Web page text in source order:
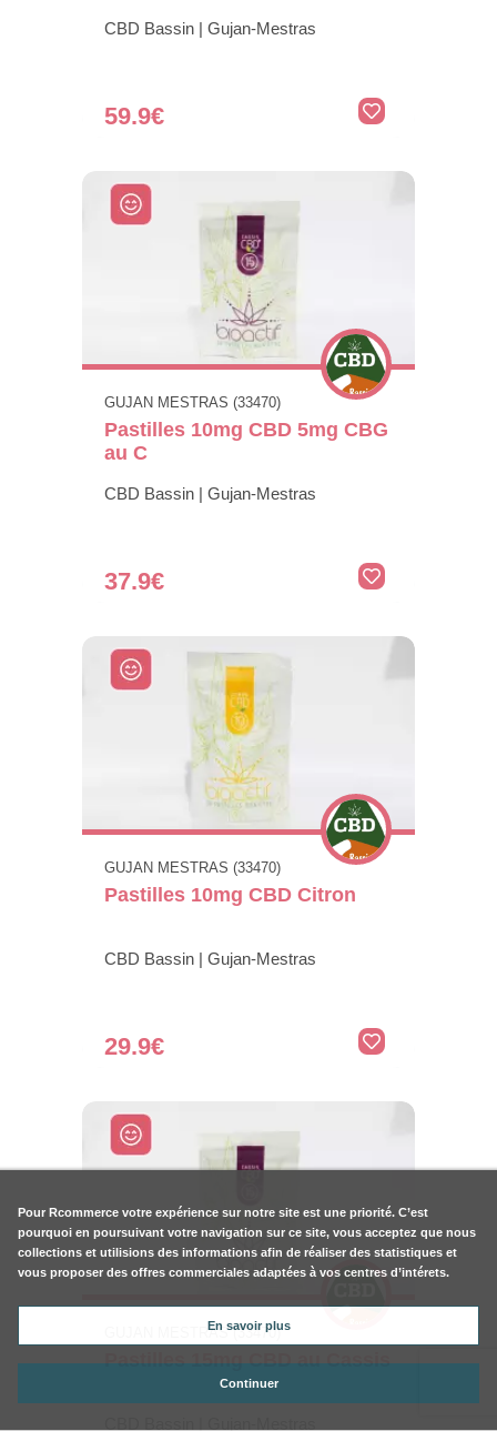
CBD Bassin | Gujan-Mestras
59.9€
GUJAN MESTRAS (33470)
Pastilles 10mg CBD 5mg CBG
au C
CBD Bassin | Gujan-Mestras
37.9€
GUJAN MESTRAS (33470)
Pastilles 10mg CBD Citron
CBD Bassin | Gujan-Mestras
29.9€
GUJAN MESTRAS (33470)
Pastilles 15mg CBD au Cassis
Pour Rcommerce votre expérience sur notre site est une priorité. C’est
pourquoi en poursuivant votre navigation sur ce site, vous acceptez que nous
collections et utilisions des informations afin de réaliser des statistiques et
vous proposer des offres commerciales adaptées à vos centres d’intérets.
En savoir plus
Continuer